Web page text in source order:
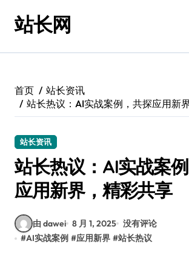
站长网
首页
站长资讯
站长热议：AI实战案例，共探应用新
站长资讯
站长热议：AI实战案
应用新界，精彩共享
由 dawei 8 月 1, 2025 没有评论
#AI实战案例 #应用新界 #站长热议